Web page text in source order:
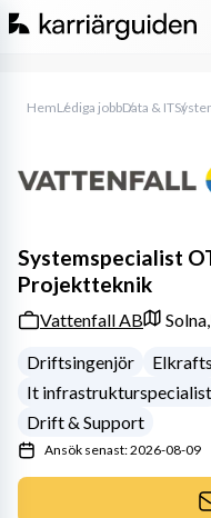
HemLediga jobbData & IT
Systemspecialist
Projektteknik
Vattenfall AB Solna,
Driftsingenjör
It infrastrukturspecialist
Drift & Support
Ansök senast: 2026-08-09